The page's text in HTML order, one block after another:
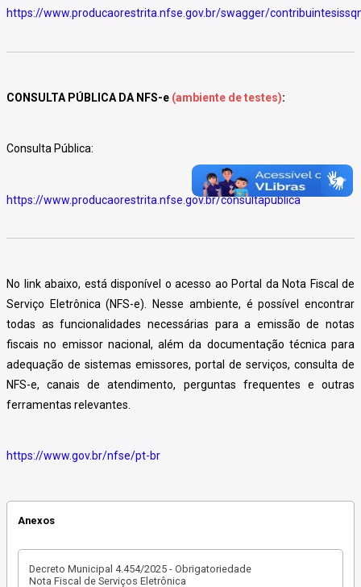
https://www.producaorestrita.nfse.gov.br/swagger/
CONSULTA PÚBLICA DA NFS-e (ambiente de testes):
Consulta Pública:
https://www.producaorestrita.nfse.gov.br/consultapublica
No link abaixo, está disponível o acesso ao Portal da Nota Fiscal de
Serviço Eletrônica (NFS-e). Nesse ambiente, é possível encontrar
todas as funcionalidades necessárias para a emissão de notas
fiscais no emissor nacional, além da documentação técnica para
adequação de sistemas emissores, portal de serviços, consulta de
NFS-e, canais de atendimento, perguntas frequentes e outras
ferramentas relevantes.
https://www.gov.br/nfse/pt-br
Anexos
Decreto Municipal 4.454/2025 - Obrigatoriedade
Nota Fiscal de Serviços Eletrônica